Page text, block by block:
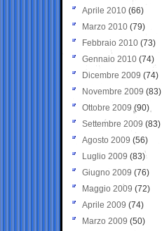
Aprile 2010 (66)
Marzo 2010 (79)
Febbraio 2010 (73)
Gennaio 2010 (74)
Dicembre 2009 (74)
Novembre 2009 (83)
Ottobre 2009 (90)
Settembre 2009 (83)
Agosto 2009 (56)
Luglio 2009 (83)
Giugno 2009 (76)
Maggio 2009 (72)
Aprile 2009 (74)
Marzo 2009 (50)